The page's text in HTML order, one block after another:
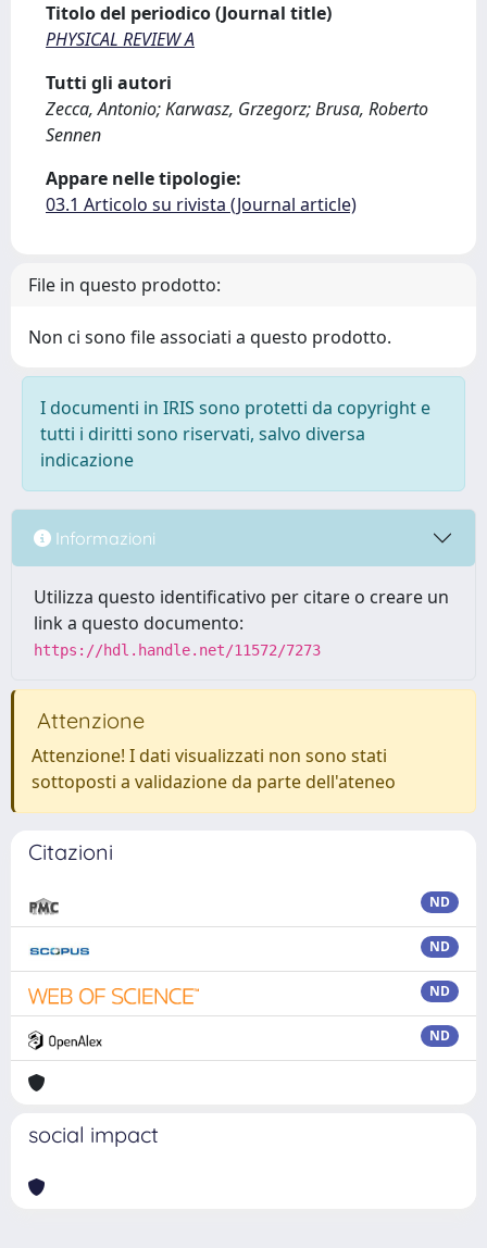
Titolo del periodico (Journal title)
PHYSICAL REVIEW A
Tutti gli autori
Zecca, Antonio; Karwasz, Grzegorz; Brusa, Roberto
Sennen
Appare nelle tipologie:
03.1 Articolo su rivista (Journal article)
File in questo prodotto:
Non ci sono file associati a questo prodotto.
I documenti in IRIS sono protetti da copyright e
tutti i diritti sono riservati, salvo diversa
indicazione
Informazioni
Utilizza questo identificativo per citare o creare un
link a questo documento:
https://hdl.handle.net/11572/7273
Attenzione
Attenzione! I dati visualizzati non sono stati
sottoposti a validazione da parte dell'ateneo
Citazioni
ND
ND
ND
ND
social impact